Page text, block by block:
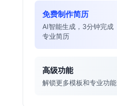
免费制作简历
AI智能生成，3分钟完成
专业简历
高级功能
解锁更多模板和专业功能